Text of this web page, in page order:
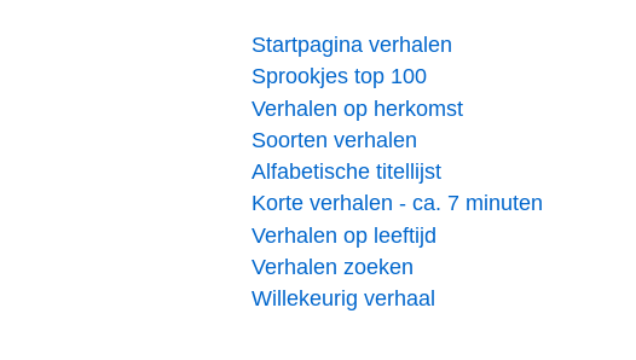
Startpagina verhalen
Sprookjes top 100
Verhalen op herkomst
Soorten verhalen
Alfabetische titellijst
Korte verhalen - ca. 7 minuten
Verhalen op leeftijd
Verhalen zoeken
Willekeurig verhaal